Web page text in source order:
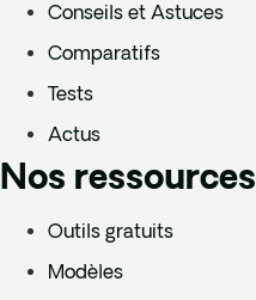
Conseils et Astuces
Comparatifs
Tests
Actus
Nos ressources
Outils gratuits
Modèles